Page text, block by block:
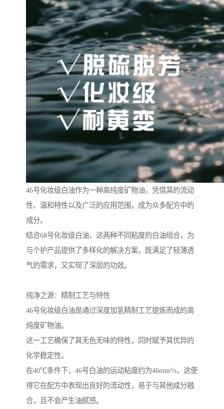
46号化妆级白油作为一种高纯度矿物油，凭借其的流动
性、温和特性以及广泛的应用范围，成为众多配方中的
成分。
结合68号化妆级白油，这两种不同粘度的白油组合，为
与个护产品提供了多样化的解决方案，既满足了轻薄透
气的需求，又实现了深层的功效。
纯净之源：精制工艺与特性
46号化妆级白油是通过深度加氢精制工艺提炼而成的高
纯度矿物油。
这一工艺确保了其无色无味的特性，同时赋予其优异的
化学稳定性。
在40℃条件下，46号白油的运动粘度约为46mm²/s，这使
得它在配方中表现出良好的流动性，易于与其他成分融
合，且不会产生油腻感。